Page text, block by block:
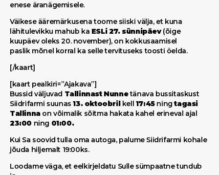
enese äranägemisele.
Väikese ääremärkusena toome siiski välja, et kuna
lähitulevikku mahub ka ESLi 27. sünnipäev(õige
kuupäev oleks 20. november), on kokkusaamisel
paslik mõnel korral ka selle tervituseks toosti öelda.
[/kaart]
[kaart pealkiri=”Ajakava”]
Bussid väljuvad Tallinnast Nunnetänava bussitaskust
Siidrifarmi suunas13. oktoobrilkell 17:45ningtagasi
Tallinnaon võimalik sõitma hakata kahel erineval ajal
23:00 ning 01:00.
Kui Sa soovid tulla oma autoga, palume Siidrifarmi kohale
jõuda hiljemalt 19:00ks.
Loodame väga, et eelkirjeldatu Sulle sümpaatne tundub